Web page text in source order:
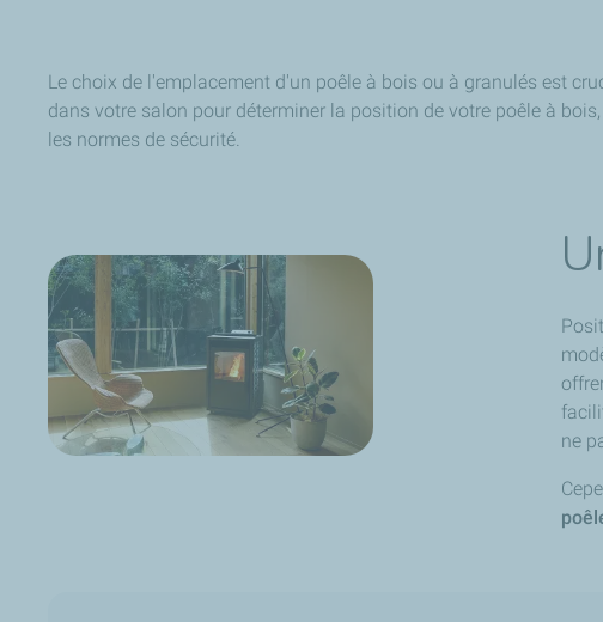
Le choix de l'emplacement d'un poêle à bois ou à granulés est
dans votre salon pour déterminer la position de votre poêle à
les normes de sécurité.
ne